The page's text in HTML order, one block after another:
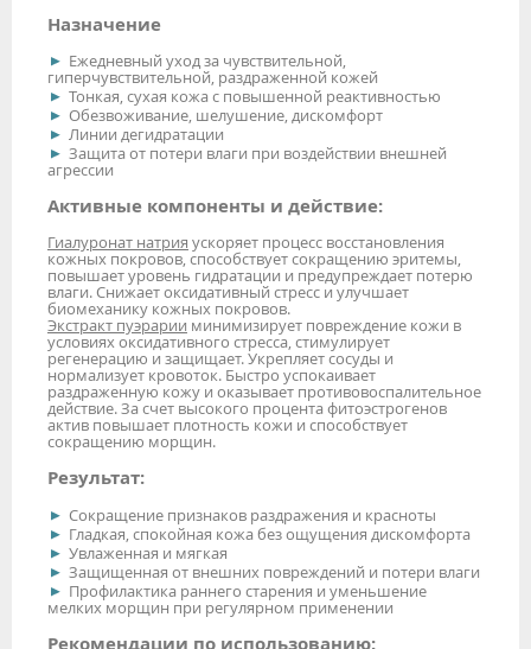
Назначение
Ежедневный уход за чувствительной,
гиперчувствительной, раздраженной кожей
Тонкая, сухая кожа с повышенной реактивностью
Обезвоживание, шелушение, дискомфорт
Линии дегидратации
Защита от потери влаги при воздействии внешней
агрессии
Активные компоненты и действие:
Гиалуронат натрия ускоряет процесс восстановления
кожных покровов, способствует сокращению эритемы,
повышает уровень гидратации и предупреждает потерю
влаги. Снижает оксидативный стресс и улучшает
биомеханику кожных покровов.
Экстракт пуэрарии минимизирует повреждение кожи в
условиях оксидативного стресса, стимулирует
регенерацию и защищает. Укрепляет сосуды и
нормализует кровоток. Быстро успокаивает
раздраженную кожу и оказывает противовоспалительное
действие. За счет высокого процента фитоэстрогенов
актив повышает плотность кожи и способствует
сокращению морщин.
Результат:
Сокращение признаков раздражения и красноты
Гладкая, спокойная кожа без ощущения дискомфорта
Увлаженная и мягкая
Защищенная от внешних повреждений и потери влаги
Профилактика раннего старения и уменьшение
мелких морщин при регулярном применении
Рекомендации по использованию: